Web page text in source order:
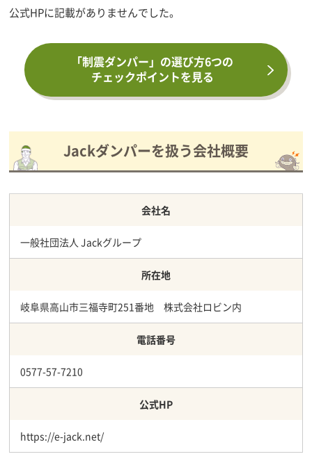
公式HPに記載がありませんでした。
「制震ダンパー」の選び方6つの
チェックポイントを見る
Jackダンパーを扱う会社概要
会社名
一般社団法人 Jackグループ
所在地
岐阜県高山市三福寺町251番地 株式会社ロビン内
電話番号
0577-57-7210
公式HP
https://e-jack.net/